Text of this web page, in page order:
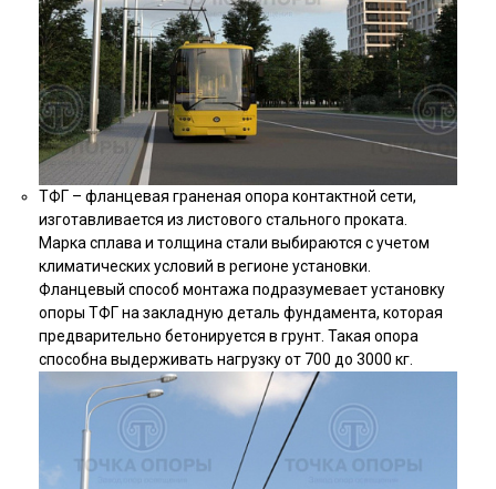
ТФГ – фланцевая граненая опора контактной сети,
изготавливается из листового стального проката.
Марка сплава и толщина стали выбираются с учетом
климатических условий в регионе установки.
Фланцевый способ монтажа подразумевает установку
опоры ТФГ на закладную деталь фундамента, которая
предварительно бетонируется в грунт. Такая опора
способна выдерживать нагрузку от 700 до 3000 кг.